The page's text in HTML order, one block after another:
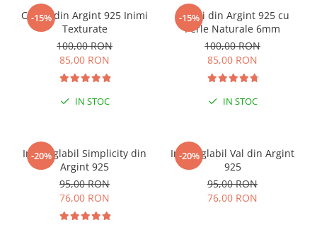
-15%
Cercei din Argint 925 Inimi
Texturate
100,00 RON
85,00 RON
IN STOC
-15%
Cercei din Argint 925 cu
Perle Naturale 6mm
100,00 RON
85,00 RON
IN STOC
-20%
Inel reglabil Simplicity din
Argint 925
95,00 RON
76,00 RON
-20%
Inel reglabil Val din Argint
925
95,00 RON
76,00 RON